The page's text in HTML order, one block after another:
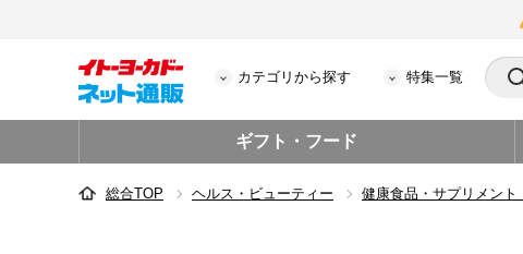
カテゴリから探す 特集一覧
ギフト・フード
総合TOP ヘルス・ビューティー 健康食品・サプリメント